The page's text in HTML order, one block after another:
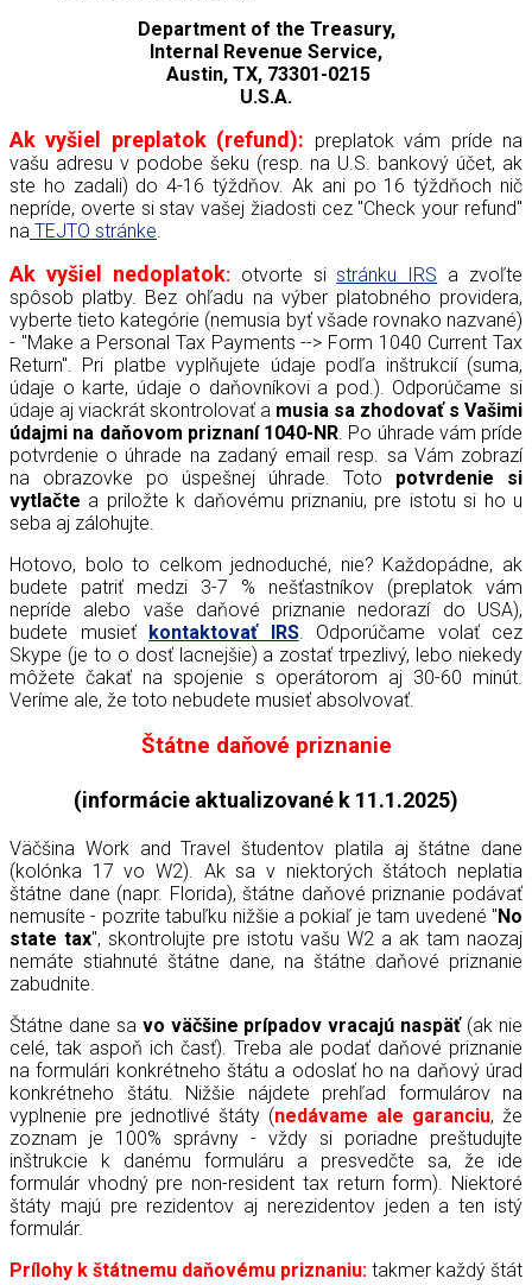
Department of the Treasury,
Internal Revenue Service,
Austin, TX, 73301-0215
U.S.A.
Ak vyšiel preplatok (refund): preplatok vám príde na
vašu adresu v podobe šeku (resp. na U.S. bankový účet, ak
ste ho zadali) do 4-16 týždňov. Ak ani po 16 týždňoch nič
nepríde, overte si stav vašej žiadosti cez "Check your refund"
na TEJTO stránke
Ak vyšiel nedoplatok: otvorte sistránku IRS a zvoľte
spôsob platby. Bez ohľadu na výber platobného providera,
vyberte tieto kategórie (nemusia byť všade rovnako nazvané)
- "Make a Personal Tax Payments --> Form 1040 Current Tax
Return". Pri platbe vyplňujete údaje podľa inštrukcií (suma,
údaje o karte, údaje o daňovníkovi a pod.). Odporúčame si
údaje aj viackrát skontrolovať a musia sa zhodovať s Vašimi
údajmi na daňovom priznaní 1040-NR . Po úhrade vám príde
potvrdenie o úhrade na zadaný email resp. sa Vám zobrazí
na obrazovke po úspešnej úhrade. Toto potvrdenie si
vytlačte a priložte k daňovému priznaniu, pre istotu si ho u
seba aj zálohujte.
Hotovo, bolo to celkom jednoduché, nie? Každopádne, ak
budete patriť medzi 3-7 % nešťastníkov (preplatok vám
nepríde alebo vaše daňové priznanie nedorazí do USA),
budete musieť kontaktovať IRS. Odporúčame volať cez
Skype (je to o dosť lacnejšie) a zostať trpezlivý, lebo niekedy
môžete čakať na spojenie s operátorom aj 30-60 minút.
Veríme ale, že toto nebudete musieť absolvovať.
Štátne daňové priznanie
(informácie aktualizované k 11.1.2025)
Väčšina Work and Travel študentov platila aj štátne dane
(kolónka 17 vo W2). Ak sa v niektorých štátoch neplatia
štátne dane (napr. Florida), štátne daňové priznanie podávať
nemusíte - pozrite tabuľku nižšie a pokiaľ je tam uvedené "No
state tax", skontrolujte pre istotu vašu W2 a ak tam naozaj
nemáte stiahnuté štátne dane, na štátne daňové priznanie
zabudnite.
Štátne dane sa vo väčšine prípadov vracajú naspäť (ak nie
celé, tak aspoň ich časť). Treba ale podať daňové priznanie
na formulári konkrétneho štátu a odoslať ho na daňový úrad
konkrétneho štátu. Nižšie nájdete prehľad formulárov na
vyplnenie pre jednotlivé štáty (nedávame ale garanciu, že
zoznam je 100% správny - vždy si poriadne preštudujte
inštrukcie k danému formuláru a presvedčte sa, že ide
formulár vhodný pre non-resident tax return form). Niektoré
štáty majú pre rezidentov aj nerezidentov jeden a ten istý
formulár.
Prílohy k štátnemu daňovému priznaniu: takmer každý štát